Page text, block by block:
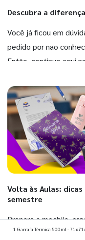
Descubra a
Você já ficou em
pedido por não
Então, continue aqui
Volta às Aulas:
semestre
Prepare a mochila,
que fazem toda
1 Garrafa Térmica 500ml -